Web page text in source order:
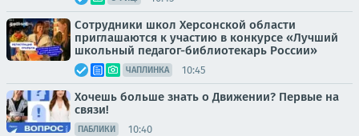
Сотрудники школ Херсонской области
приглашаются к участию в конкурсе «Лучший
школьный педагог-библиотекарь России»
ЧАПЛИНКА 10:45
Хочешь больше знать о Движении? Первые на
связи!
ПАБЛИКИ 10:40